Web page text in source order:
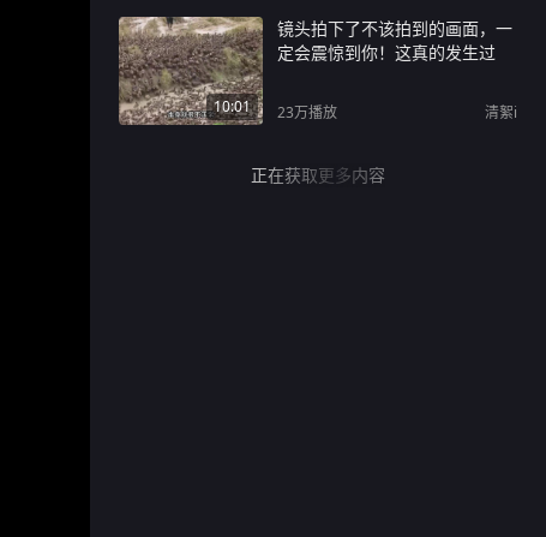
10:01
镜头拍下了不该拍到的画面，一
定会震惊到你！这真的发生过
23万播放 清絮i
正在获取更多内容